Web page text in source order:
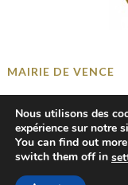
MAIRIE DE VENCE
+33 4 93 58 41 00
mairie@ville-vence.fr
Nous utilisons des
expérience sur notre
You can find out
switch them off in